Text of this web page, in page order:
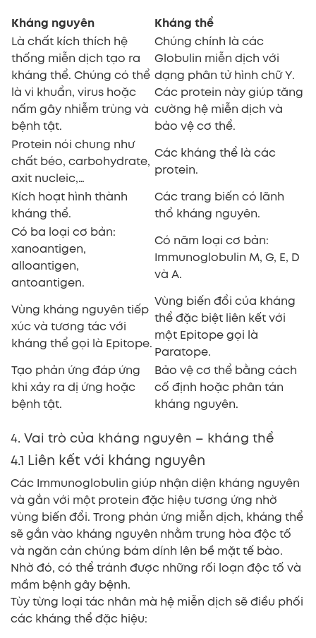
Kháng nguyên
Kháng thể
Là chất kích thích hệ
thống miễn dịch tạo ra
kháng thể. Chúng có thể
là vi khuẩn, virus hoặc
nấm gây nhiễm trùng và
bệnh tật.
Chúng chính là các
Globulin miễn dịch với
dạng phân tử hình chữ Y.
Các protein này giúp tăng
cường hệ miễn dịch và
bảo vệ cơ thể.
Protein nói chung như
chất béo, carbohydrate,
axit nucleic,…
Các kháng thể là các
protein.
Kích hoạt hình thành
kháng thể.
Các trang biến có lãnh
thổ kháng nguyên.
Có ba loại cơ bản:
xanoantigen,
alloantigen,
antoantigen.
Có năm loại cơ bản:
Immunoglobulin M, G, E, D
và A.
Vùng kháng nguyên tiếp
xúc và tương tác với
kháng thể gọi là Epitope.
Vùng biến đổi của kháng
thể đặc biệt liên kết với
một Epitope gọi là
Paratope.
Tạo phản ứng đáp ứng
khi xảy ra dị ứng hoặc
bệnh tật.
Bảo vệ cơ thể bằng cách
cố định hoặc phân tán
kháng nguyên.
4. Vai trò của kháng nguyên – kháng thể
4.1 Liên kết với kháng nguyên
Các Immunoglobulin giúp nhận diện kháng nguyên
và gắn với một protein đặc hiệu tương ứng nhờ
vùng biến đổi. Trong phản ứng miễn dịch, kháng thể
sẽ gắn vào kháng nguyên nhằm trung hòa độc tố
và ngăn cản chúng bám dính lên bề mặt tế bào.
Nhờ đó, có thể tránh được những rối loạn độc tố và
mầm bệnh gây bệnh.
Tùy từng loại tác nhân mà hệ miễn dịch sẽ điều phối
các kháng thể đặc hiệu: